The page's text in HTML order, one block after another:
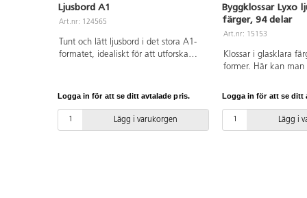
Ljusbord A1
Art.nr: 124565
Tunt och lätt ljusbord i det stora A1-
formatet, idealiskt för att utforska
notera att man får hålla knappen
skiftar till nästa nivå. Adapter ingår.
Mått: 59x84 cm. Material: Akryl.
Logga in för att se ditt avtalade pris.
Lägg i varukorgen
Byggklossar Lyxo
färger, 94 delar
Art.nr: 15153
Klossar i glasklara
former. Här kan man
ljus. Används med
speglar. Färgerna på
grön, röd, gul, rosa,
Logga in för att se ditt
Lägg i